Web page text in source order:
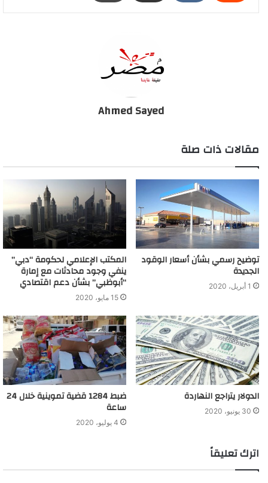
أسعار النفط تهبط مجددا
Ahmed Sayed
مقالات ذات صلة
توضيح رسمي بشأن أسعار الوقود
الجديدة
1 أبريل، 2020
المكتب الإعلامي لحكومة “دبي”
ينفي وجود محادثات مع إمارة
“أبوظبي” بشأن دعم اقتصادي
15 مايو، 2020
الدولار يتراجع النهاردة
30 يونيو، 2020
ضبط 1284 قضية تموينية خلال 24
ساعة
4 يوليو، 2020
اترك تعليقاً